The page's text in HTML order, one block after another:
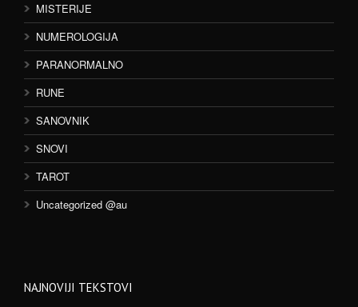
MISTERIJE
NUMEROLOGIJA
PARANORMALNO
RUNE
SANOVNIK
SNOVI
TAROT
Uncategorized @au
NAJNOVIJI TEKSTOVI